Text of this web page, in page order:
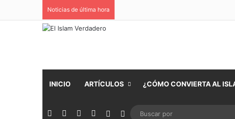
Noticias de última hora
INICIO ARTÍCULOS ¿CÓMO CONVIERTA AL
Facebook YouTubeInstagramPublicación al azar
Switch skin